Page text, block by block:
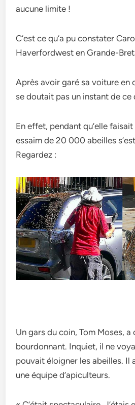
aucune limite !
C’est ce qu’a pu constater
Haverfordwest en Grande-
Après avoir garé sa voiture en
se doutait pas un instant de ce
En effet, pendant qu’elle
essaim de 20 000 abeilles
Regardez :
Un gars du coin, Tom Moses,
bourdonnant. Inquiet, il ne
pouvait éloigner les abeilles. Il
une équipe d’apiculteurs.